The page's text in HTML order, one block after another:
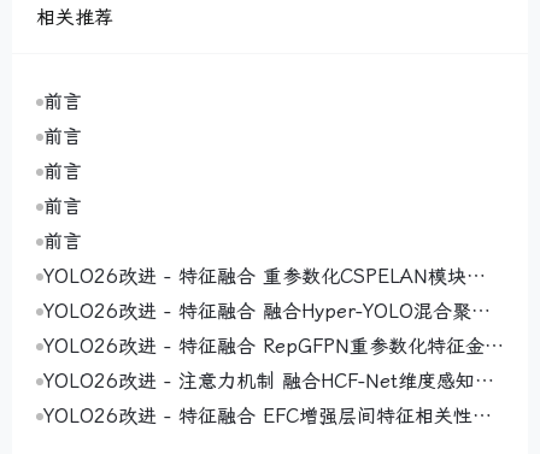
相关推荐
前言
前言
前言
前言
前言
YOLO26改进 - 特征融合 重参数化CSPELAN模块（R
eparameterized CSPELAN Module）通过结构重参
数化实现高效特征提取
YOLO26改进 - 特征融合 融合Hyper-YOLO混合聚合
网络MANet（Mixed Aggregation Network）通过多
路径设计实现高效特征学习与模型适应性提升
YOLO26改进 - 特征融合 RepGFPN重参数化特征金字
塔网络 ，实现高效多尺度特征交互与融合
YOLO26改进 - 注意力机制 融合HCF-Net维度感知选
择性整合模块DASI 增强小目标显著性
YOLO26改进 - 特征融合 EFC增强层间特征相关性，